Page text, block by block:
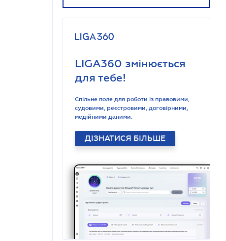
LIGA360 змінюється
для тебе!
Спільне поле для роботи із правовими,
судовими, реєстровими, договірними,
медійними даними.
ДІЗНАТИСЯ БІЛЬШЕ